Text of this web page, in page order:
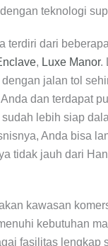
teknologi
terdiri dari
, Luxe Manor.
jalan tol
dan terdapat
lebih siap
Anda bisa
tidak jauh dari
kawasan
kebutuhan
fasilitas lengkap